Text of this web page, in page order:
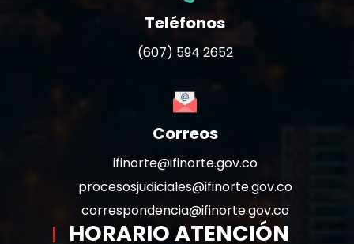
Teléfonos
(607) 594 2652
Correos
ifinorte@ifinorte.gov.co
procesosjudiciales@ifinorte.gov.co
correspondencia@ifinorte.gov.co
HORARIO ATENCIÓN